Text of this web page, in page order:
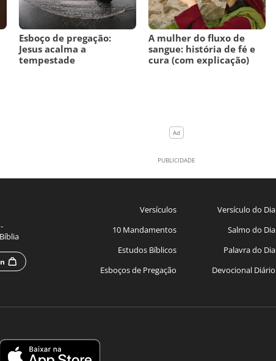
Esboço de pregação:
Jesus acalma a
tempestade
A mulher do fluxo de
sangue: história de fé e
cura (com explicação)
Versículos
10 Mandamentos
Estudos Bíblicos
Esboços de Pregação
Versículo do Dia
Salmo do Dia
Palavra do Dia
Devocional Diário